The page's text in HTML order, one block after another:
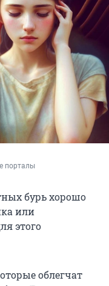
порталы
бурь хорошо
или
этого
облегчат